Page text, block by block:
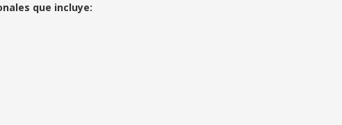
que incluye: